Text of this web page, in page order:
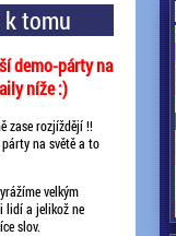
tomu
demo-párty na
níže :)
zase rozjíždějí !!
na světě a to
velkým
lidí a jelikož ne
slov.